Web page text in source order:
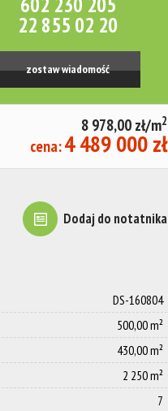
22 855 02 20
zostaw wiadomość
8 978,00 zł/m2
cena:4 489 000 zł
Dodaj do notatnika
DS-160804
500,00 m²
430,00 m²
2 250 m²
7